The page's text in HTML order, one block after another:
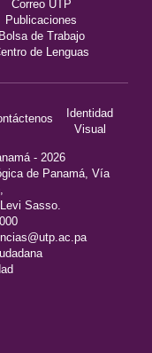
Correo UTP
Publicaciones
Bolsa de Trabajo
de Lenguas
Identidad
Visual
- 2026
de Panamá, Vía
Sasso.